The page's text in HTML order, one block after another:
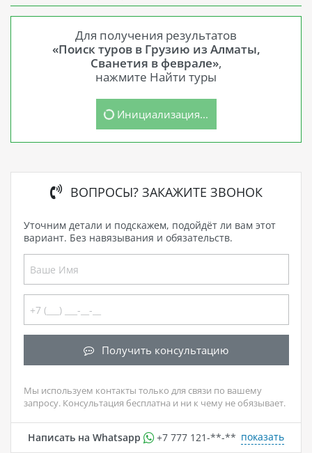
Для получения результатов
«Поиск туров в Грузию из Алматы,
Сванетия в феврале»,
нажмите Найти туры
Инициализация...
ВОПРОСЫ? ЗАКАЖИТЕ ЗВОНОК
Уточним детали и подскажем, подойдёт ли вам этот
вариант. Без навязывания и обязательств.
Получить консультацию
Мы используем контакты только для связи по вашему
запросу. Консультация бесплатна и ни к чему не обязывает.
Написать на Whatsapp +7 777 121-**-** показать